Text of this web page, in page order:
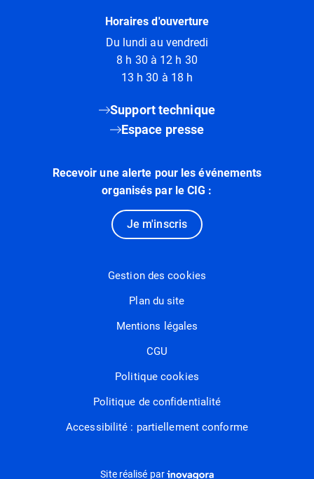
Horaires d'ouverture
Du lundi au vendredi
8 h 30 à 12 h 30
13 h 30 à 18 h
Support technique
Espace presse
Recevoir une alerte pour les événements
organisés par le CIG :
Je m'inscris
Gestion des cookies
Plan du site
Mentions légales
CGU
Politique cookies
Politique de confidentialité
Accessibilité : partiellement conforme
Site réalisé parInovagora (ouverture dans un